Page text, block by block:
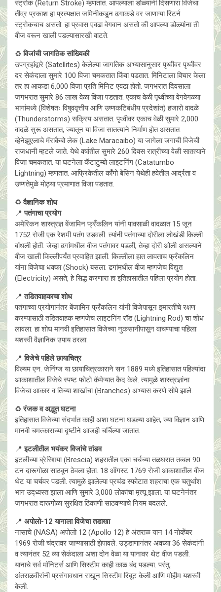
स्ट्रोक (Return Stroke) म्हणतात. आपल्याला डोळ्यांनी दिसणारा विजेचा
तीव्र प्रकाश हा प्रत्यक्षात जमिनीकडून ढगाकडे वर जाणाऱ्या रिटर्न
स्ट्रोकचाच असतो. हा प्रवास एवढा वेगवान असतो की आपल्या डोळ्यांना ती
वीज वरून खाली पडल्यासारखी वाटते.
♻️विजांची जागतिक सांख्यिकी
उपग्रहांद्वारे (Satellites) केलेल्या जागतिक अभ्यासानुसार पृथ्वीवर पृथ्वीवर
दर सेकंदाला सुमारे 100 विजा चमकतात किंवा पडतात. मिनिटाला विचार केला
तर हा आकडा 6,000 विजा प्रति मिनिट एवढा होतो. जगभरात दिवसाला
जगभरात सुमारे 86 लाख वेळा विजा पडतात. एकाच वेळी पृथ्वीच्या वेगवेगळ्या
भागांमध्ये (विशेषतः विषुववृत्तीय आणि उष्णकटिबंधीय प्रदेशांत) हजारो वादळे
(Thunderstorms) सक्रिय असतात. पृथ्वीवर एकाच वेळी सुमारे 2,000
वादळे सुरू असतात, ज्यातून या विजा सातत्याने निर्माण होत असतात.
व्हेनेझुएलाचे मॅराकैबो लेक (Lake Maracaibo) या जागेला जगाची विजेची
राजधानी म्हटले जाते. येथे वर्षातील सुमारे 260 दिवस रात्रीच्या वेळी सातत्याने
विजा चमकतात. या घटनेला कॅटाटुम्बो लाइटनिंग (Catatumbo
Lightning) म्हणतात. आफ्रिकेतील काँगो बेसिन येथेही हवेतील आर्द्रता व
उष्णतेमुळे माेठ्या प्रमाणात विजा पडतात.
♻️वैज्ञानिक शोध
📍 पतंगाचा प्रयोग
अमेरिकन शास्त्रज्ञ बेंजामिन फ्रँकलिन यांनी पावसाळी वादळात 15 जून
1752 राेजी एक रेशमी पतंग उडवली. त्यांनी पतंगाच्या दोरीला लोखंडी किल्ली
बांधली होती. जेव्हा ढगांमधील वीज पतंगावर पडली, तेव्हा दोरी ओली असल्याने
वीज खाली किल्लीपर्यंत प्रवाहित झाली. किल्लीला हात लावताच फ्रँकलिन
यांना विजेचा धक्का (Shock) बसला. ढगांमधील वीज म्हणजेच विद्युत
(Electricity) असते, हे सिद्ध करणारा हा इतिहासातील पहिला प्रयोग होता.
📍 तडितवाहकाचा शोध
पतंगाच्या प्रयोगानंतर बेंजामिन फ्रँकलिन यांनी विजेपासून इमारतींचे रक्षण
करण्यासाठी तडितवाहक म्हणजेच लाइटनिंग रॉड (Lightning Rod) चा शोध
लावला. हा शोध मानवी इतिहासात विजेच्या नुकसानीपासून वाचण्याचा पहिला
यशस्वी वैज्ञानिक उपाय ठरला.
📍 विजेचे पहिले छायाचित्र
विल्यम एन. जेनिंग्ज या छायाचित्रकाराने सन 1889 मध्ये इतिहासात पहिल्यांदा
आकाशातील विजेचे स्पष्ट फोटो कॅमेऱ्यात कैद केले. त्यामुळे शास्त्रज्ञांना
विजेचा आकार व तिच्या शाखांचा (Branches) अभ्यास करणे सोपे झाले.
♻️रंजक व अद्भूत घटना
इतिहासात विजेच्या संदर्भात काही अशा घटना घडल्या आहेत, ज्या विज्ञान आणि
मानवी चमत्काराच्या दृष्टीने आजही चर्चिल्या जातात.
📍इटलीतील भयंकर विजांचे तांडव
इटलीच्या ब्रेस्शिया (Brescia) शहरातील एका चर्चच्या तळघरात तब्बल 90
टन दारूगोळा साठवून ठेवला होता. 18 ऑगस्ट 1769 राेजी आकाशातील वीज
थेट या चर्चवर पडली. त्यामुळे झालेल्या प्रचंड स्फोटात शहराचा एक चतुर्थांश
भाग उद्ध्वस्त झाला आणि सुमारे 3,000 लोकांचा मृत्यू झाला. या घटनेनंतर
जगभरात दारूगोळा सुरक्षित ठिकाणी साठवण्याचे नियम बदलले.
📍 अपोलो-12 यानाला विजेचा तडाखा
नासाचे (NASA) अपोलो 12 (Apollo 12) हे अंतराळ यान 14 नोव्हेंबर
1969 राेजी चंद्रावर जाण्यासाठी झेपावले. उड्डाणानंतर अवघ्या 36 सेकंदांनी
व त्यानंतर 52 व्या सेकंदाला अशा दोन वेळा या यानावर थेट वीज पडली.
यानाचे सर्व मॉनिटर्स आणि सिस्टीम काही काळ बंद पडल्या. परंतु,
अंतराळवीरांनी प्रसंगावधान राखून सिस्टीम रिबूट केली आणि मोहीम यशस्वी
केली.